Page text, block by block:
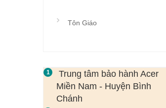
Tôn Giáo
Trung tâm bảo hành Acer
Miền Nam - Huyện Bình
Chánh